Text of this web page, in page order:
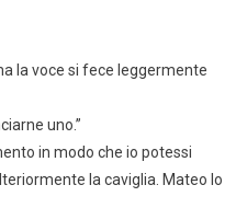
la voce si fece leggermente
uno.”
in modo che io potessi
la caviglia. Mateo lo